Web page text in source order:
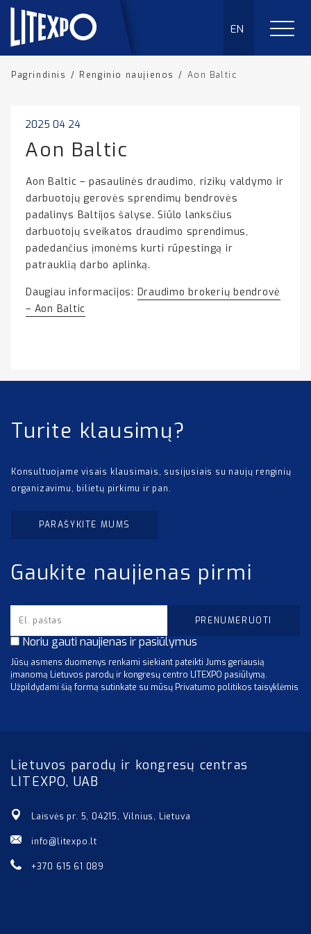
EN
Pagrindinis / Renginio naujienos / Aon Baltic
2025 04 24
Aon Baltic
Aon Baltic – pasaulinės draudimo, rizikų valdymo ir
darbuotojų gerovės sprendimų bendrovės
padalinys Baltijos šalyse. Siūlo lanksčius
darbuotojų sveikatos draudimo sprendimus,
padedančius įmonėms kurti rūpestingą ir
patrauklią darbo aplinką.
Daugiau informacijos: Draudimo brokerių bendrovė
– Aon Baltic
Turite klausimų?
Konsultuojame visais klausimais, susijusiais su naujų renginių
organizavimu, bilietų pirkimu ir pan.
PARAŠYKITE MUMS
Gaukite naujienas pirmi
Noriu gauti naujienas ir pasiūlymus
Jūsų asmens duomenys renkami siekiant pateikti Jums geriausią
įmanomą Lietuvos parodų ir kongresų centro LITEXPO pasiūlymą.
Užpildydami šią formą sutinkate su mūsų Privatumo politikos taisyklėmis
Lietuvos parodų ir kongresų centras
LITEXPO, UAB
Laisvės pr. 5, 04215, Vilnius, Lietuva
info@litexpo.lt
+370 615 61 089